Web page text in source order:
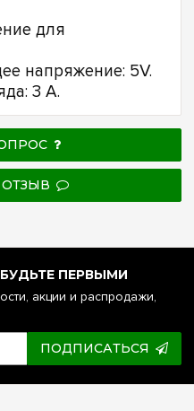
для
напряжение: 5V.
3 A.
ПЕРВЫМИ
акции и распродажи,
ПОДПИСАТЬСЯ